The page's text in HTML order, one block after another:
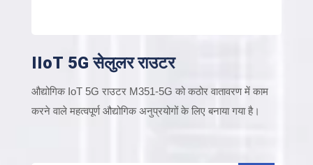
IIoT 5G सेलुलर राउटर
औद्योगिक IoT 5G राउटर M351-5G को कठोर वातावरण में काम
करने वाले महत्वपूर्ण औद्योगिक अनुप्रयोगों के लिए बनाया गया है।